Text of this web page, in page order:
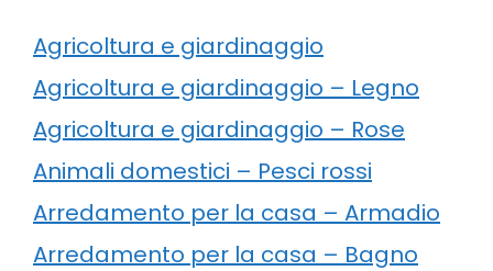
Agricoltura e giardinaggio
Agricoltura e giardinaggio – Legno
Agricoltura e giardinaggio – Rose
Animali domestici – Pesci rossi
Arredamento per la casa – Armadio
Arredamento per la casa – Bagno